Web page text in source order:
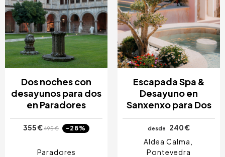
Dos noches con
desayunos para dos
en Paradores
355 €495 € -28%
Paradores
Escapada Spa &
Desayuno en
Sanxenxo para Dos
desde
240 €
Aldea Calma
Pontevedra